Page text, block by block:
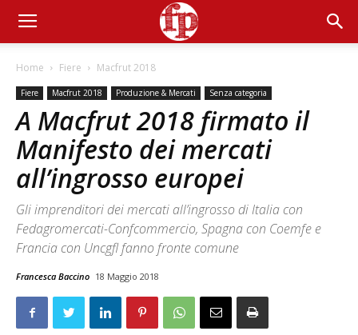
Home Fiere Macfrut 2018
Fiere Macfrut 2018 Produzione & Mercati Senza categoria
A Macfrut 2018 firmato il
Manifesto dei mercati
all’ingrosso europei
Gli imprenditori dei mercati all’ingrosso di Italia con
Fedagromercati-Confcommercio, Spagna con Coemfe e
Francia con Uncgfl fanno fronte comune
Francesca Baccino 18 Maggio 2018